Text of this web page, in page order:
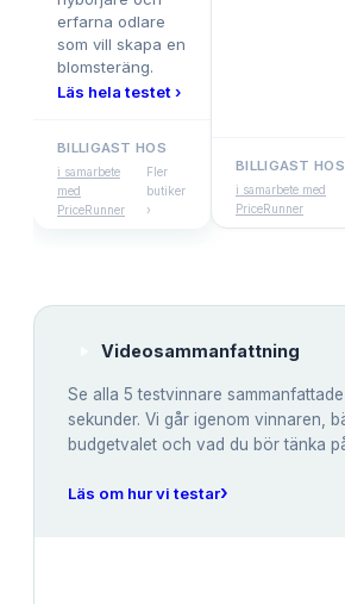
erfarna odlare
som vill skapa en
blomsteräng.
Läs hela testet ›
BILLIGAST HOS
i samarbete
med
PriceRunner
Fler
butiker
›
BILLIGAST HOS
i samarbete med
PriceRunner
Videosammanfattning
Se alla 5 testvinnare
sekunder. Vi går igenom vinnaren,
budgetvalet och vad du bör tänka
Läs om hur vi testar›